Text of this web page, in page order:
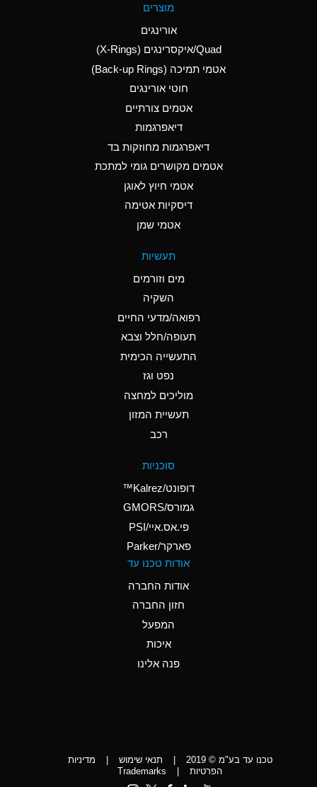
Aluminum Nitrate
(Aqueous)
Aluminum Phosphate
Ammonia Anhydrous
C
Ammonia Gas (cold)
A
Ammonia Gas (hot)
Ammonium Hydroxide
A
Ammonium Nitrate
Ammonium Nitrite
Ammonium Persulfate
Ammonium Phosphate
A
Ammonium Sulfate
*
Amyl Acetate (Banana
Aniline
D
מוצרים
אורינגים
Quad/איקסרינגים (X-Rings)
אטמי תמיכה (Back-up Rings)
חוטי אורינגים
אטמים צורתיים
דיאפרגמות
דיאפרגמות מחוזקות בד
אטמים מקושרים גומי למתכת
אטמי חיוץ לאוגן
דיסקיות אטימה
אטמי שמן
תעשיות
מים וזורמים
השקיה
רפואה/מדעי החיים
תעופה/חלל וצבא
התעשייה הכימית
נפט וגז
מוליכים למחצה
תעשיית המזון
רכב
סוכניות
דופונט/Kalrez™
גמורס/GMORS
פי.אס.איי/PSI
פארקר/Parker
אודות טכנו עד
אודות החברה
חזון החברה
המפעל
איכות
פנה אלינו
טכנו עד בע"מ © 2019 | תנאי שימוש |
מדיניות
הפרטיות
|
Trademarks